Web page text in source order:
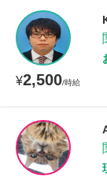
¥2,500/時給